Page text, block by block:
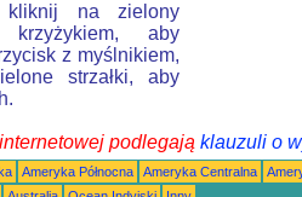
na zielony
aby
z myślnikiem,
strzałki, aby
podlegają klauzuli o
Ameryka Północna Ameryka Centralna